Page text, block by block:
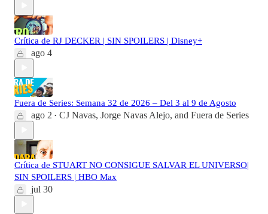
Crítica de RJ DECKER | SIN SPOILERS | Disney+
ago 4
Fuera de Series: Semana 32 de 2026 – Del 3 al 9 de Agosto
ago 2 • CJ Navas, Jorge Navas Alejo, and Fuera de Series
Crítica de STUART NO CONSIGUE SALVAR EL UNIVERSO|
SIN SPOILERS | HBO Max
jul 30